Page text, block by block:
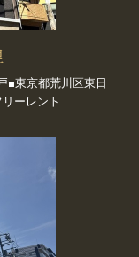
■東京都荒川区東日
ーレント